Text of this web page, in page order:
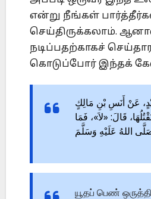
என்று நீங்கள்
செய்திருக்கலாம்.
நடிப்பதற்காகச்
கொடுப்போர் இந்தக்
زَيْدٍ، عَنْ أَنَسِ بْنِ مَالِكٍ
قَالَ: «لاَ»، فَمَا
اللهُ عَلَيْهِ وَسَلَّمَ
யூதப் பெண்